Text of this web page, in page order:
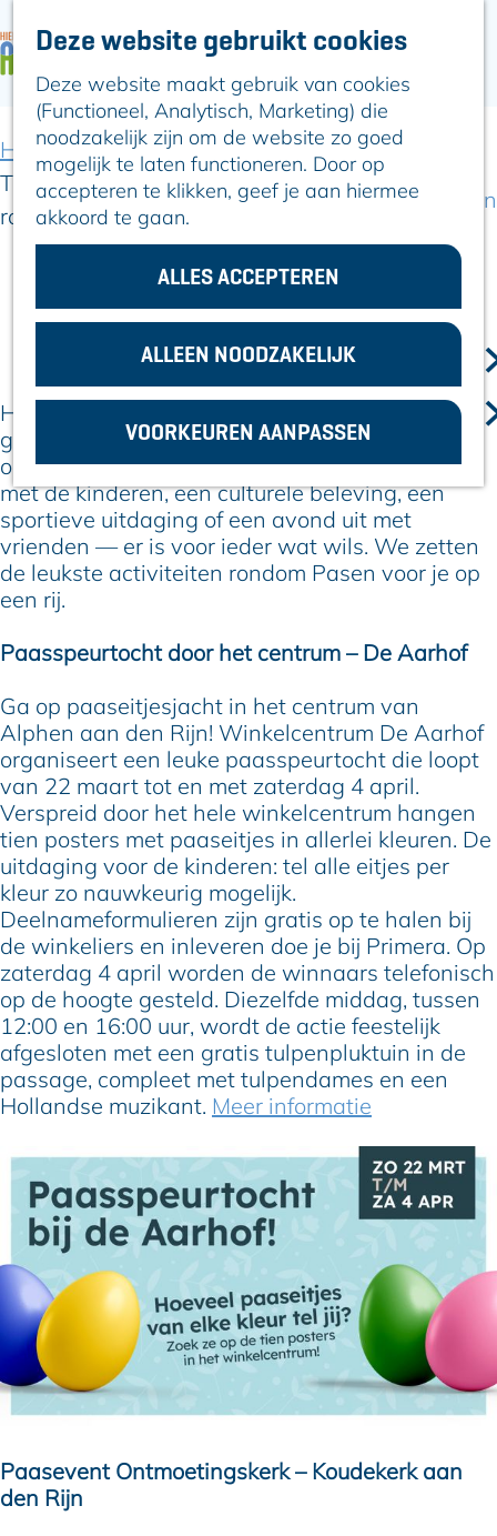
Deze website gebruikt cookies
Deze website maakt gebruik van cookies
(Functioneel, Analytisch, Marketing) die
noodzakelijk zijn om de website zo goed
mogelijk te laten functioneren. Door op
accepteren te klikken, geef je aan hiermee
akkoord te gaan.
ALLES ACCEPTEREN
ALLEEN NOODZAKELIJK
VOORKEUREN AANPASSEN
n
a
a
r
p
a
g
e
ARTIKELEN
Hier is Boskoop
Lekker Lokaal
Ontdek het
Erfgoed
Natuurlijk genieten
In en om Alphen
Kleuren van de
toren
VOOR
ONDERNEMERS
Home
Artikelen
Tips voor het paasweekend: dit er te doen in en
rondom Alphen
17 maart 2026 | | |
Het paasweekend van 2026 zit boordevol
gezelligheid in Alphen aan den Rijn en
omgeving. Of je nu op zoek bent naar een uitje
met de kinderen, een culturele beleving, een
sportieve uitdaging of een avond uit met
vrienden — er is voor ieder wat wils. We zetten
de leukste activiteiten rondom Pasen voor je op
een rij.
Paasspeurtocht door het centrum – De Aarhof
Ga op paaseitjesjacht in het centrum van
Alphen aan den Rijn! Winkelcentrum De Aarhof
organiseert een leuke paasspeurtocht die loopt
van 22 maart tot en met zaterdag 4 april.
Verspreid door het hele winkelcentrum hangen
tien posters met paaseitjes in allerlei kleuren. De
uitdaging voor de kinderen: tel alle eitjes per
kleur zo nauwkeurig mogelijk.
Deelnameformulieren zijn gratis op te halen bij
de winkeliers en inleveren doe je bij Primera. Op
zaterdag 4 april worden de winnaars telefonisch
op de hoogte gesteld. Diezelfde middag, tussen
12:00 en 16:00 uur, wordt de actie feestelijk
afgesloten met een gratis tulpenpluktuin in de
passage, compleet met tulpendames en een
Hollandse muzikant. Meer informatie
Paasevent Ontmoetingskerk – Koudekerk aan
den Rijn